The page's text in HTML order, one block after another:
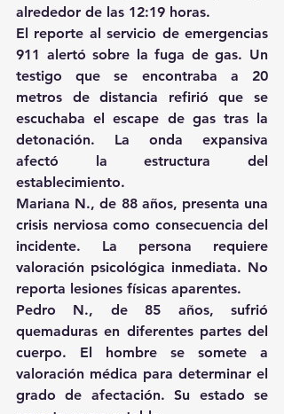
alrededor de las 12:19 horas.
El reporte al servicio de emergencias
911 alertó sobre la fuga de gas. Un
testigo que se encontraba a 20
metros de distancia refirió que se
escuchaba el escape de gas tras la
detonación. La onda expansiva
afectó la estructura del
establecimiento.
Mariana N., de 88 años, presenta una
crisis nerviosa como consecuencia del
incidente. La persona requiere
valoración psicológica inmediata. No
reporta lesiones físicas aparentes.
Pedro N., de 85 años, sufrió
quemaduras en diferentes partes del
cuerpo. El hombre se somete a
valoración médica para determinar el
grado de afectación. Su estado se